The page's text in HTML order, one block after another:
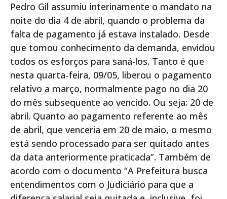
Pedro Gil assumiu interinamente o mandato na
noite do dia 4 de abril, quando o problema da
falta de pagamento já estava instalado. Desde
que tomou conhecimento da demanda, envidou
todos os esforços para saná-los. Tanto é que
nesta quarta-feira, 09/05, liberou o pagamento
relativo a março, normalmente pago no dia 20
do mês subsequente ao vencido. Ou seja: 20 de
abril. Quanto ao pagamento referente ao mês
de abril, que venceria em 20 de maio, o mesmo
está sendo processado para ser quitado antes
da data anteriormente praticada”. Também de
acordo com o documento “A Prefeitura busca
entendimentos com o Judiciário para que a